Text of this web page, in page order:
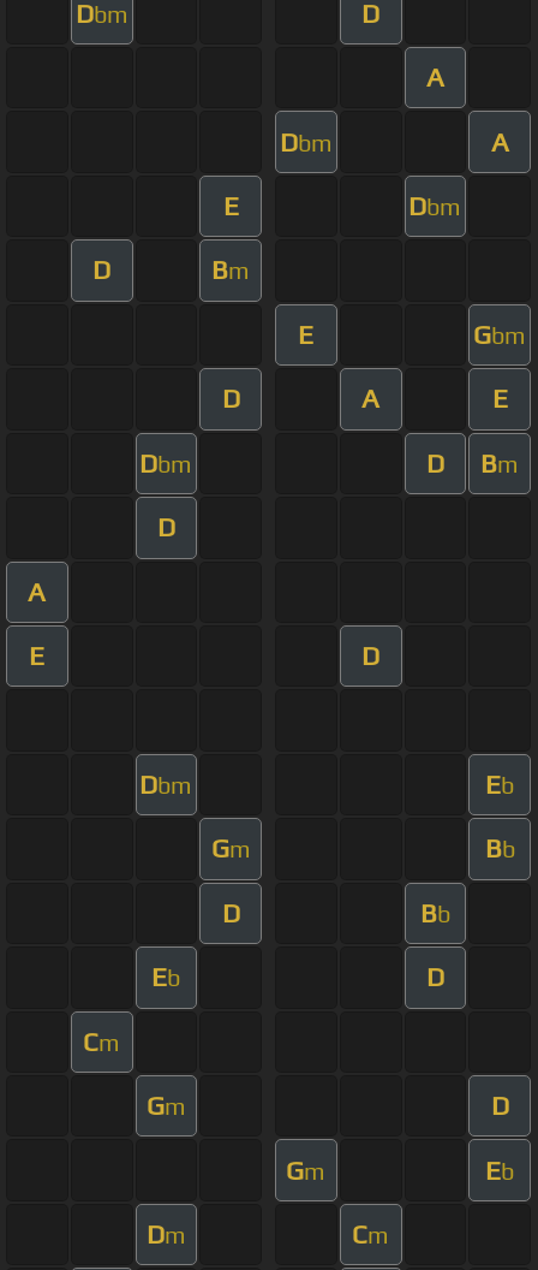
Dbm D
A
Dbm A
E Dbm
D Bm
E Gbm
D A E
Dbm D Bm
D
A
E D
Dbm Eb
Gm Bb
D Bb
Eb D
Cm
Gm D
Gm Eb
Dm Cm